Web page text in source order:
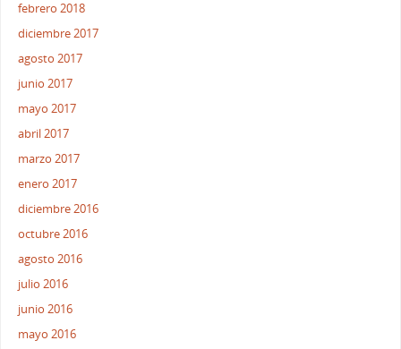
febrero 2018
diciembre 2017
agosto 2017
junio 2017
mayo 2017
abril 2017
marzo 2017
enero 2017
diciembre 2016
octubre 2016
agosto 2016
julio 2016
junio 2016
mayo 2016